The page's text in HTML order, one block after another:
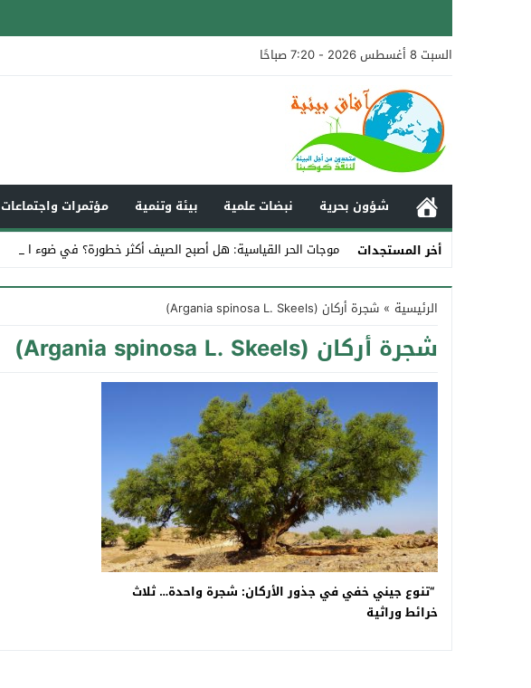
السبت 8 أغسطس 2026 - 7:20 صباحًا
شؤون بحرية نبضات علمية بيئة وتنمية مؤتمرات واجتماعات
أخر المستجدات
موجات الحر القياسية: هل أصبح الصيف أكثر خطورة؟ في ضوء التغي _
Stop
Previous
Next
الرئيسية » شجرة أركان (Argania spinosa L. Skeels)
شجرة أركان (Argania spinosa L. Skeels)
“تنوع جيني خفي في جذور الأركان: شجرة واحدة… ثلاث
خرائط وراثية